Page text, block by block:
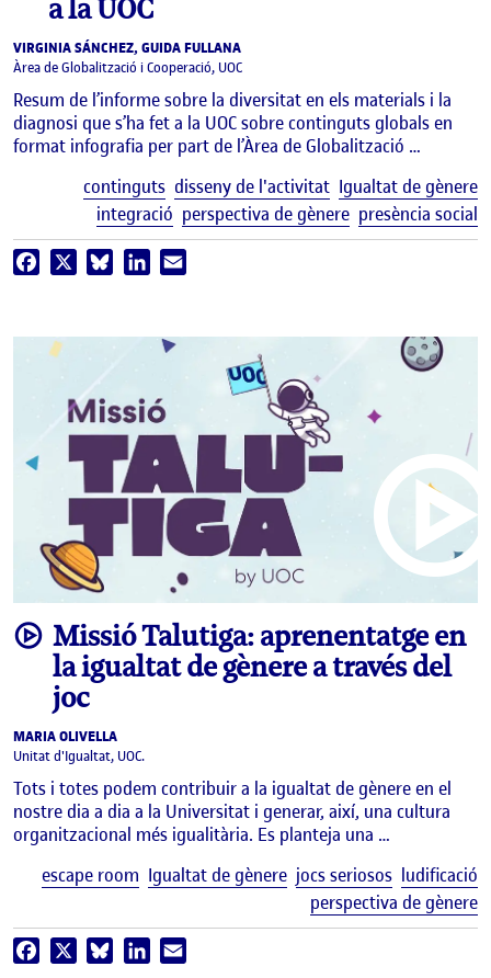
a la UOC
VIRGINIA SÁNCHEZ, GUIDA FULLANA
Àrea de Globalització i Cooperació, UOC
Resum de l’informe sobre la diversitat en els materials i la
diagnosi que s’ha fet a la UOC sobre continguts globals en
format infografia per part de l’Àrea de Globalització …
continguts disseny de l'activitat Igualtat de gènere
integració perspectiva de gènere presència social
Facebook BlueskyLinkedIn
videoMissió Talutiga: aprenentatge en
la igualtat de gènere a través del
joc
MARIA OLIVELLA
Unitat d'Igualtat, UOC.
Tots i totes podem contribuir a la igualtat de gènere en el
nostre dia a dia a la Universitat i generar, així, una cultura
organitzacional més igualitària. Es planteja una …
escape room Igualtat de gènere jocs seriosos ludificació
perspectiva de gènere
Facebook BlueskyLinkedIn